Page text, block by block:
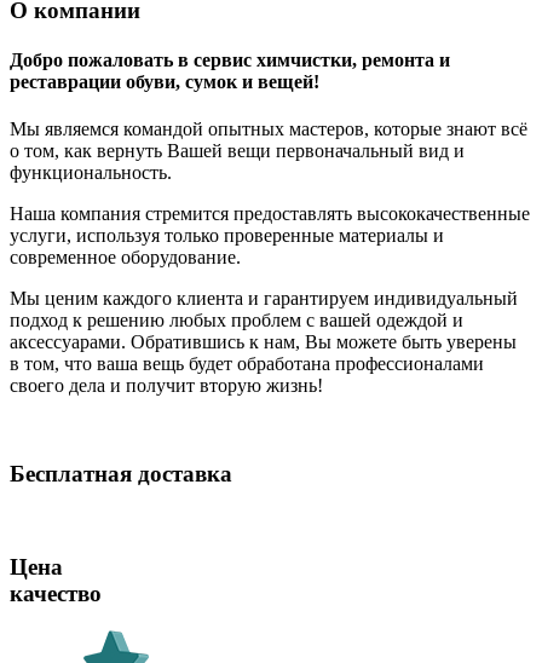
О компании
Добро пожаловать в сервис химчистки, ремонта и
реставрации обуви, сумок и вещей!
Мы являемся командой опытных мастеров, которые знают всё
о том, как вернуть Вашей вещи первоначальный вид и
функциональность.
Наша компания стремится предоставлять высококачественные
услуги, используя только проверенные материалы и
современное оборудование.
Мы ценим каждого клиента и гарантируем индивидуальный
подход к решению любых проблем с вашей одеждой и
аксессуарами. Обратившись к нам, Вы можете быть уверены
в том, что ваша вещь будет обработана профессионалами
своего дела и получит вторую жизнь!
Бесплатная доставка
Цена
качество